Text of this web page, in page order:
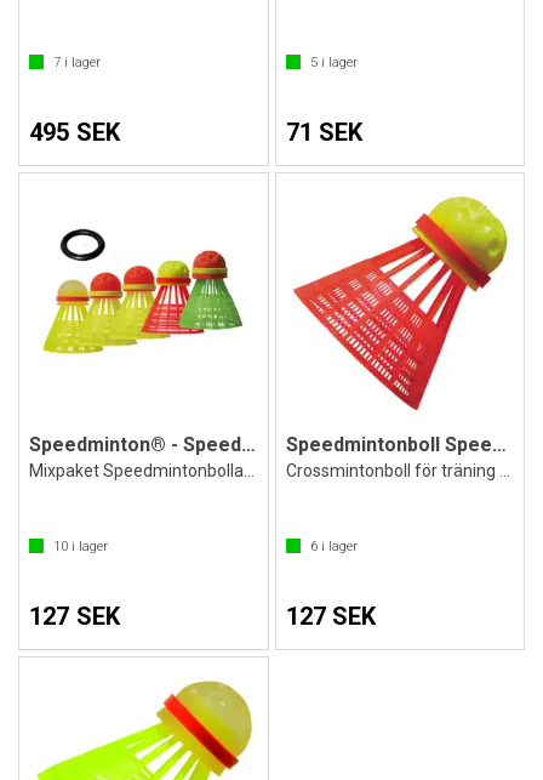
7 i lager
495 SEK
5i lager
71 SEK
Speedminton® - Speedertube MIX
10 i lager
127 SEK
Speedmintonboll Speeder FUN 3 st
6i lager
127 SEK